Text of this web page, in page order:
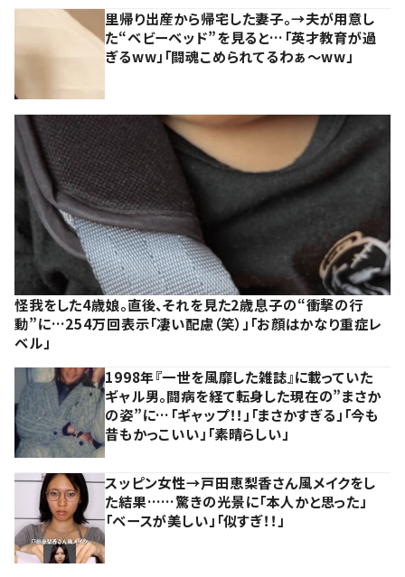
里帰り出産から帰宅した妻子。→夫が用意し
た“ベビーベッド”を見ると…「英才教育が過
ぎるww」「闘魂こめられてるわぁ～ww」
怪我をした4歳娘。直後、それを見た2歳息子の“衝撃の行
動”に…254万回表示「凄い配慮（笑）」「お顔はかなり重症レ
ベル」
1998年『一世を風靡した雑誌』に載っていた
ギャル男。闘病を経て転身した現在の”まさか
の姿”に…「ギャップ！！」「まさかすぎる」「今も
昔もかっこいい」「素晴らしい」
スッピン女性→戸田恵梨香さん風メイクをし
た結果……驚きの光景に「本人かと思った」
「ベースが美しい」「似すぎ！！」